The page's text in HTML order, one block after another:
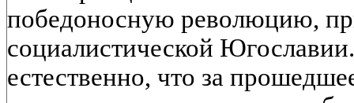
победоносную революцию,
социалистической
естественно, что за